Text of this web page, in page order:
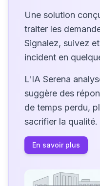
Une solution
traiter les
Signalez, suivez
incident en
L'IA Serena
suggère des
de temps perdu,
sacrifier la qualité.
En savoir plus